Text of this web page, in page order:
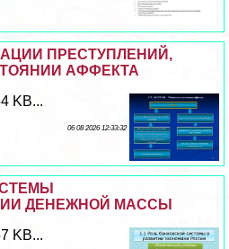
ПРЕСТУПЛЕНИЙ,
АФФЕКТА
KB...
06 08 2026 12:33:32
ДЕНЕЖНОЙ МАССЫ
KB...